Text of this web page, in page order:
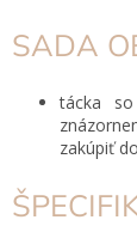
SADA
tácka
zakúpiť